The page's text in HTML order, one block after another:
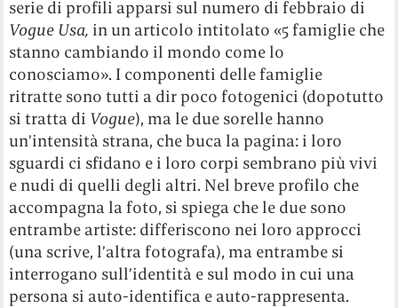
serie di profili apparsi sul numero di febbraio di
Vogue Usa, in un articolo intitolato «5 famiglie che
stanno cambiando il mondo come lo
conosciamo». I componenti delle famiglie
ritratte sono tutti a dir poco fotogenici (dopotutto
si tratta di Vogue), ma le due sorelle hanno
un’intensità strana, che buca la pagina: i loro
sguardi ci sfidano e i loro corpi sembrano più vivi
e nudi di quelli degli altri. Nel breve profilo che
accompagna la foto, si spiega che le due sono
entrambe artiste: differiscono nei loro approcci
(una scrive, l’altra fotografa), ma entrambe si
interrogano sull’identità e sul modo in cui una
persona si auto-identifica e auto-rappresenta.